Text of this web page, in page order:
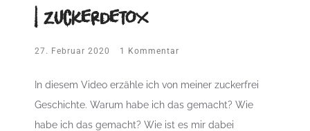
| Zuckerdetox
27. Februar 2020 1 Kommentar
In diesem Video erzähle ich von meiner zuckerfrei
Geschichte. Warum habe ich das gemacht? Wie
habe ich das gemacht? Wie ist es mir dabei